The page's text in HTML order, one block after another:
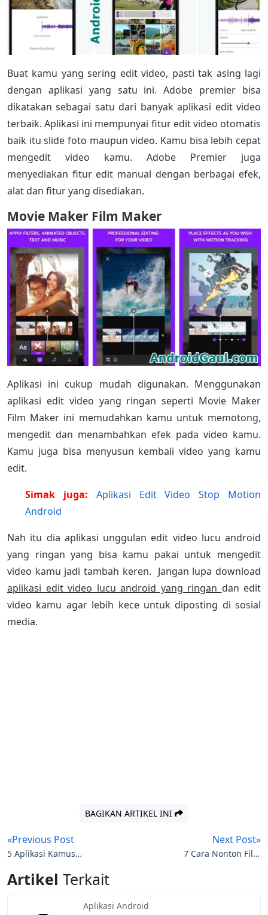
Buat kamu yang sering edit video, pasti tak asing lagi
dengan aplikasi yang satu ini. Adobe premier bisa
dikatakan sebagai satu dari banyak aplikasi edit video
terbaik. Aplikasi ini mempunyai fitur edit video otomatis
baik itu slide foto maupun video. Kamu bisa lebih cepat
mengedit video kamu. Adobe Premier juga
menyediakan fitur edit manual dengan berbagai efek,
alat dan fitur yang disediakan.
Movie Maker Film Maker
Aplikasi ini cukup mudah digunakan. Menggunakan
aplikasi edit video yang ringan seperti Movie Maker
Film Maker ini memudahkan kamu untuk memotong,
mengedit dan menambahkan efek pada video kamu.
Kamu juga bisa menyusun kembali video yang kamu
edit.
Simak juga:
Aplikasi Edit Video Stop Motion
Android
Nah itu dia aplikasi unggulan edit video lucu android
yang ringan yang bisa kamu pakai untuk mengedit
video kamu jadi tambah keren. Jangan lupa download
aplikasi edit video lucu android yang ringan dan edit
video kamu agar lebih kece untuk diposting di sosial
media.
BAGIKAN ARTIKEL INI
«Previous Post
5 Aplikasi Kamus
Indonesia Untuk Pelajar
Next Post»
7 Cara Nonton Film
Artikel Terkait
Aplikasi Android